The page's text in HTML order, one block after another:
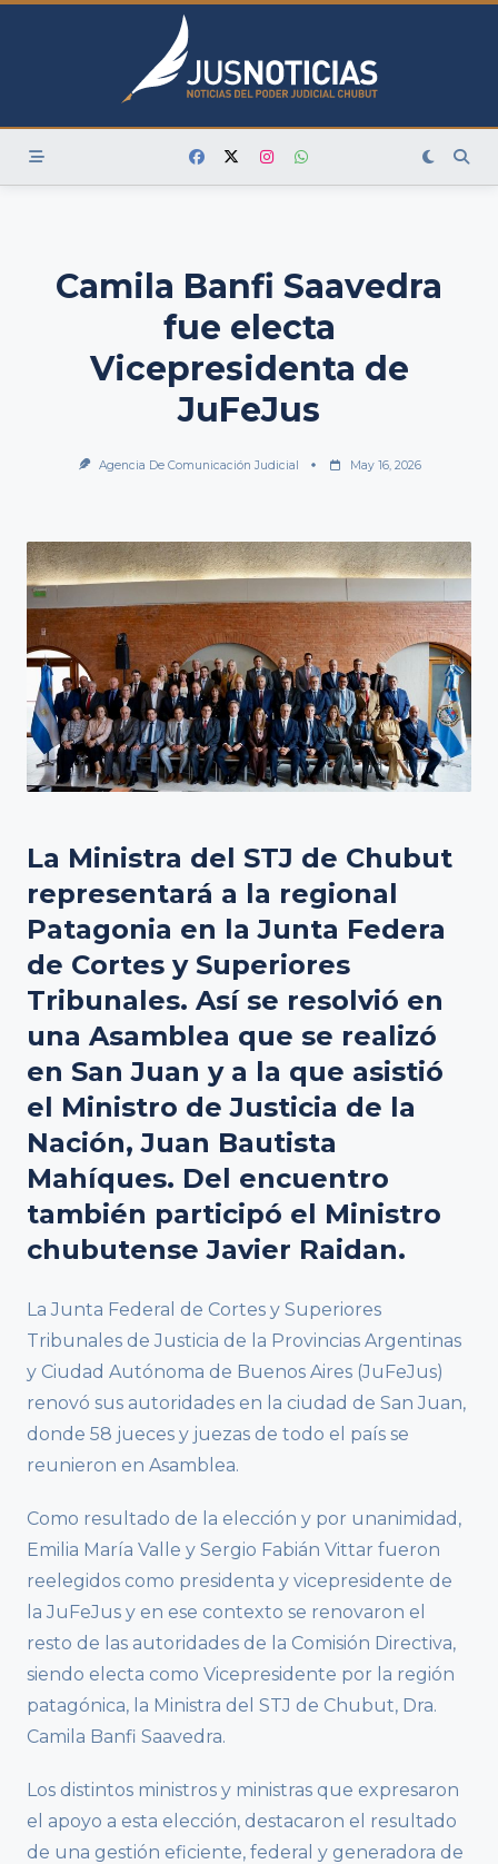
Skip
Camila Banfi Saavedra
fue electa
Vicepresidenta de
JuFeJus
Agencia De Comunicación Judicial May 16, 2026
La Ministra del STJ de Chubut
representará a la regional
Patagonia en la Junta Federa
de Cortes y Superiores
Tribunales. Así se resolvió en
una Asamblea que se realizó
en San Juan y a la que asistió
el Ministro de Justicia de la
Nación, Juan Bautista
Mahíques. Del encuentro
también participó el Ministro
chubutense Javier Raidan.
La Junta Federal de Cortes y Superiores
Tribunales de Justicia de la Provincias Argentinas
y Ciudad Autónoma de Buenos Aires (JuFeJus)
renovó sus autoridades en la ciudad de San Juan,
donde 58 jueces y juezas de todo el país se
reunieron en Asamblea.
Como resultado de la elección y por unanimidad,
Emilia María Valle y Sergio Fabián Vittar fueron
reelegidos como presidenta y vicepresidente de
la JuFeJus y en ese contexto se renovaron el
resto de las autoridades de la Comisión Directiva,
siendo electa como Vicepresidente por la región
patagónica, la Ministra del STJ de Chubut, Dra.
Camila Banfi Saavedra.
Los distintos ministros y ministras que expresaron
el apoyo a esta elección, destacaron el resultado
de una gestión eficiente, federal y generadora de